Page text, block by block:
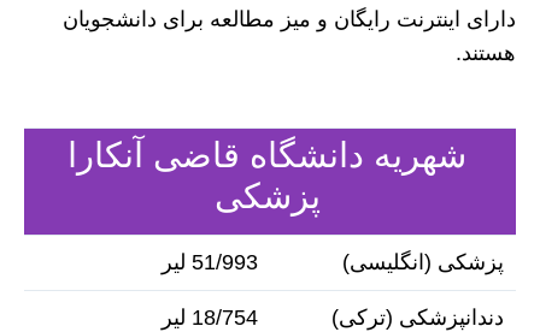
دارای اینترنت رایگان و میز مطالعه برای دانشجویان
هستند.
شهریه دانشگاه قاضی آنکارا
پزشکی
پزشکی (انگلیسی) 51/993 لیر
دندانپزشکی (ترکی) 18/754 لیر